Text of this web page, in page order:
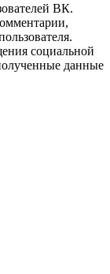
ВК.
социальной
данные